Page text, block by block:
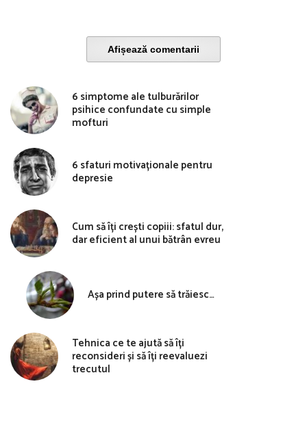
Afișează comentarii
6 simptome ale tulburărilor
psihice confundate cu simple
mofturi
6 sfaturi motivaționale pentru
depresie
Cum să îți crești copiii: sfatul dur,
dar eficient al unui bătrân evreu
Așa prind putere să trăiesc…
Tehnica ce te ajută să îți
reconsideri și să îți reevaluezi
trecutul